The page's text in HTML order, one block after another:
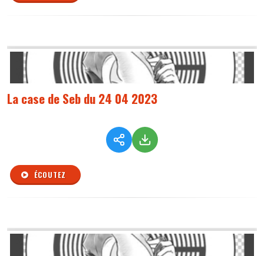
La case de Seb du 24 04 2023
ÉCOUTEZ